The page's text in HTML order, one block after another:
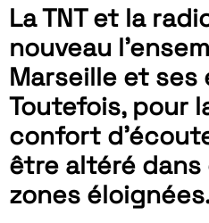
La TNT et la
nouveau
Marseille et ses
Toutefois, pour
confort
être altéré
zones